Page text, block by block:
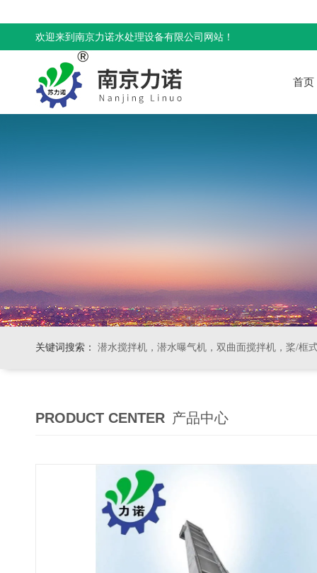
欢迎来到南京力诺水处理设备有限公司网站！
首页
关键词搜索： 潜水搅拌机，潜水曝气机，双曲面搅拌机，桨/框式搅拌
PRODUCT CENTER 产品中心